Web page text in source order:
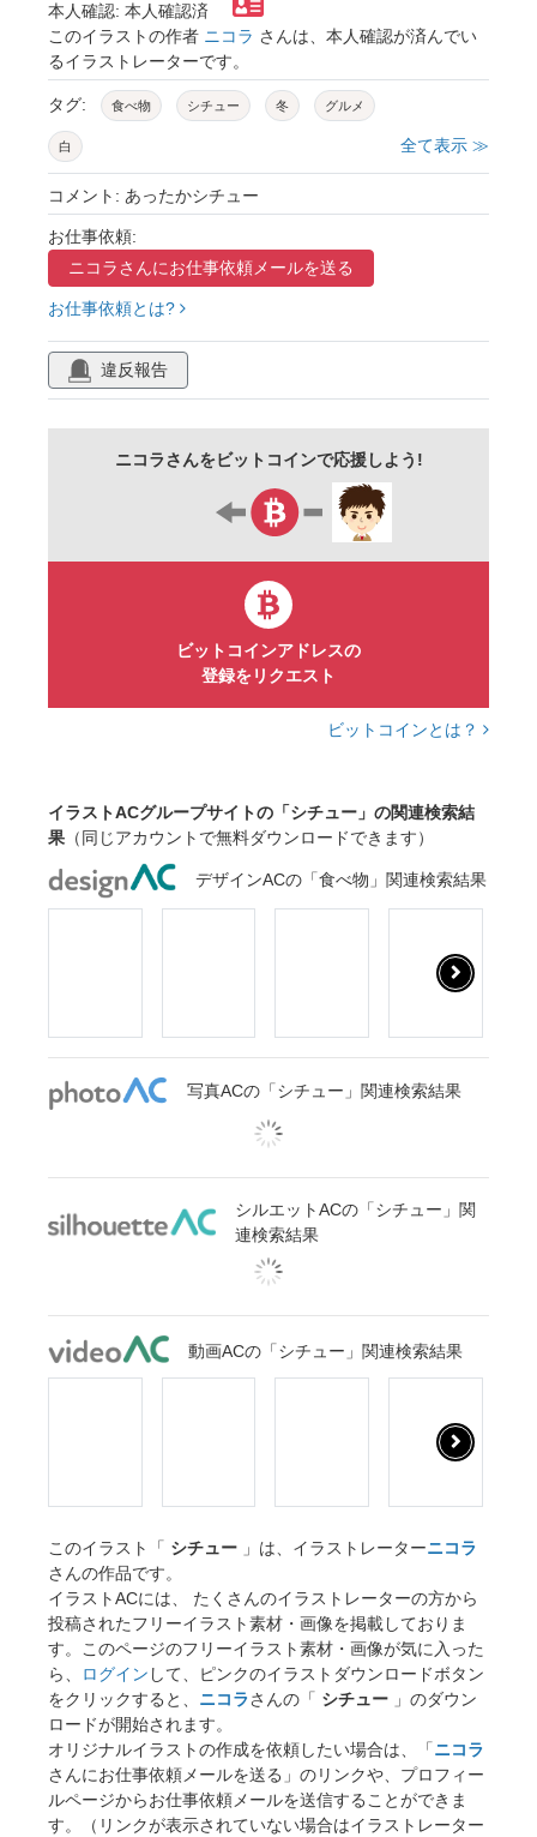
本人確認: 本人確認済
このイラストの作者 ニコラ さんは、本人確認が済んでい
るイラストレーターです。
タグ: 食べ物 シチュー 冬 グルメ
白 全て表示 ≫
コメント: あったかシチュー
お仕事依頼:
ニコラさんにお仕事依頼メールを送る
お仕事依頼とは?
違反報告
ニコラさんをビットコインで応援しよう!
ビットコインアドレスの
登録をリクエスト
ビットコインとは？
イラストACグループサイトの「シチュー」の関連検索結
果 （同じアカウントで無料ダウンロードできます）
デザインACの「食べ物」関連検索結果
写真ACの「シチュー」関連検索結果
シルエットACの「シチュー」関
連検索結果
動画ACの「シチュー」関連検索結果
このイラスト「 シチュー 」は、イラストレーターニコラ
さんの作品です。
イラストACには、 たくさんのイラストレーターの方から
投稿されたフリーイラスト素材・画像を掲載しておりま
す。このページのフリーイラスト素材・画像が気に入った
ら、
ログイン して、ピンクのイラストダウンロードボタン
をクリックすると、 ニコラさんの「 シチュー 」のダウン
ロードが開始されます。
オリジナルイラストの作成を依頼したい場合は、「ニコラ
さんにお仕事依頼メールを送る」のリンクや、プロフィー
ルページからお仕事依頼メールを送信することができま
す。（リンクが表示されていない場合はイラストレーター